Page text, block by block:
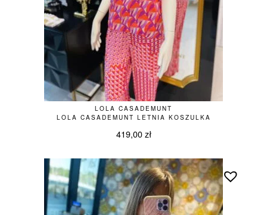
LOLA CASADEMUNT
LOLA CASADEMUNT LETNIA KOSZULKA
419,00 zł